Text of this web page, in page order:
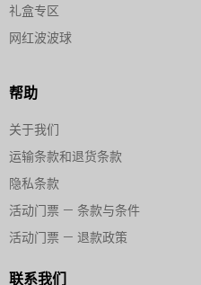
礼盒专区
网红波波球
帮助
关于我们
运输条款和退货条款
隐私条款
活动门票 — 条款与条件
活动门票 — 退款政策
联系我们